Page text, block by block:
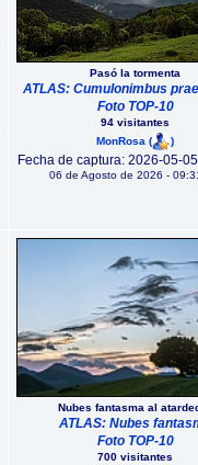
Pasó la tormenta
ATLAS: Cumulonimbus
Foto TOP-10
94 visitantes
MonRosa ( )
Fecha de captura: 2026-05-
06 de Agosto de 2026 -
Nubes fantasma al
ATLAS: Nubes
Foto TOP-10
700 visitantes